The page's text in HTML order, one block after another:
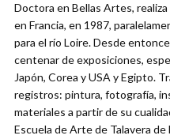
Doctora en Bellas Artes,
en Francia, en 1987,
para el río Loire. Desde
centenar de exposiciones,
Japón, Corea y USA y Egipto.
registros: pintura, fotografía,
materiales a partir de su
Escuela de Arte de Talavera